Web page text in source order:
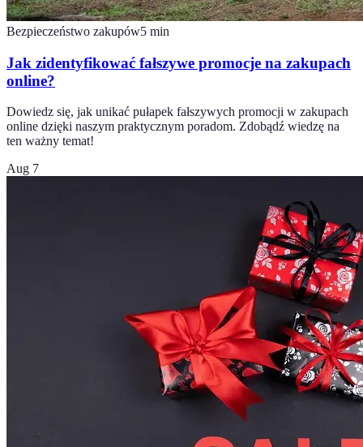
Bezpieczeństwo zakupów5 min
Jak zidentyfikować fałszywe promocje na zakupach
online?
Dowiedz się, jak unikać pułapek fałszywych promocji w zakupach
online dzięki naszym praktycznym poradom. Zdobądź wiedzę na
ten ważny temat!
Aug 7